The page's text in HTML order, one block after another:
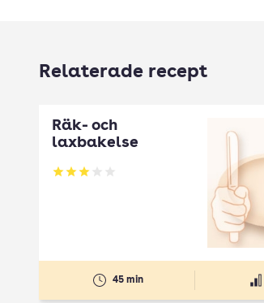
Relaterade recept
Räk- och
laxbakelse
Betyg: 3 av 5
45 min